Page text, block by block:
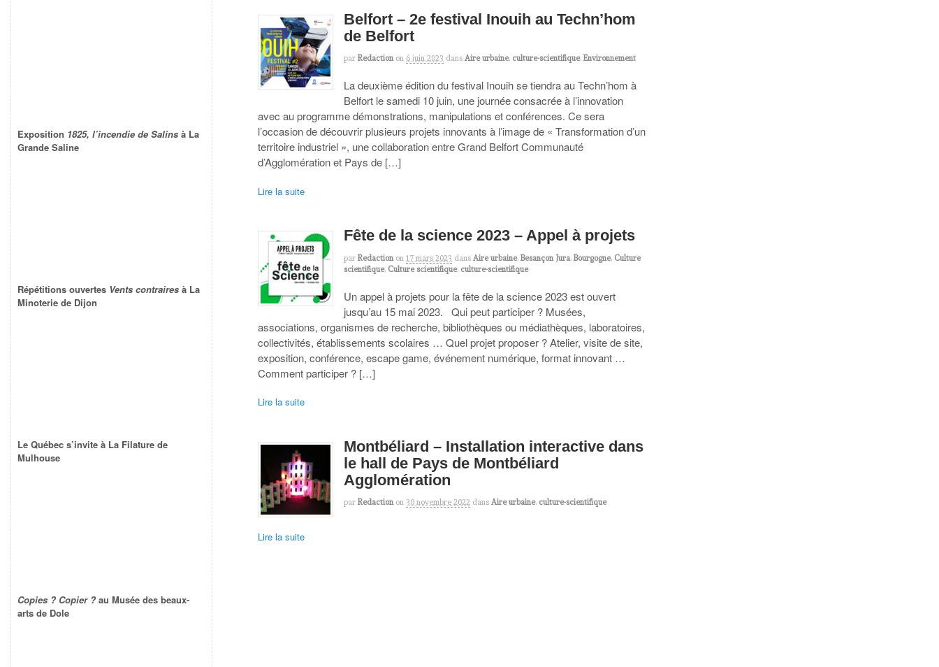
Belfort – 2e festival Inouih au Techn’hom
de Belfort
par Redaction on 6 juin 2023 dans Aire urbaine, culture-scientifique,Environnement
La deuxième édition du festival Inouih se tiendra au Techn’hom à
Belfort le samedi 10 juin, une journée consacrée à l’innovation
avec au programme démonstrations, manipulations et conférences. Ce sera
l’occasion de découvrir plusieurs projets innovants à l’image de « Transformation d’un
territoire industriel », une collaboration entre Grand Belfort Communauté
d’Agglomération et Pays de […]
Lire la suite
Fête de la science 2023 – Appel à projets
par Redaction on 17 mars 2023 dans Aire urbaine,Besançon Jura,Bourgogne, Culture
scientifique, Culture scientifique, culture-scientifique
Un appel à projets pour la fête de la science 2023 est ouvert
jusqu’au 15 mai 2023. Qui peut participer ? Musées,
associations, organismes de recherche, bibliothèques ou médiathèques, laboratoires,
collectivités, établissements scolaires … Quel projet proposer ? Atelier, visite de site,
exposition, conférence, escape game, événement numérique, format innovant …
Comment participer ? […]
Lire la suite
Montbéliard – Installation interactive dans
le hall de Pays de Montbéliard
Agglomération
par Redaction on 30 novembre 2022 dans Aire urbaine, culture-scientifique
Lire la suite
Exposition 1825, l’incendie de Salins à La
Grande Saline
Répétitions ouvertes Vents contraires à La
Minoterie de Dijon
Le Québec s’invite à La Filature de
Mulhouse
Copies ? Copier ? au Musée des beaux-
arts de Dole